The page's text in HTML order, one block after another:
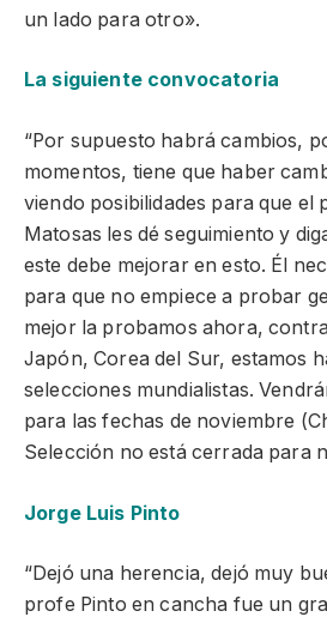
un lado para otro».
La siguiente convocatoria
“Por supuesto habrá cambios,
momentos, tiene que haber
viendo posibilidades para que el
Matosas les dé seguimiento y
este debe mejorar en esto. Él
para que no empiece a probar
mejor la probamos ahora,
Japón, Corea del Sur, estamos
selecciones mundialistas.
para las fechas de noviembre
Selección no está cerrada para
Jorge Luis Pinto
“Dejó una herencia, dejó muy
profe Pinto en cancha fue un